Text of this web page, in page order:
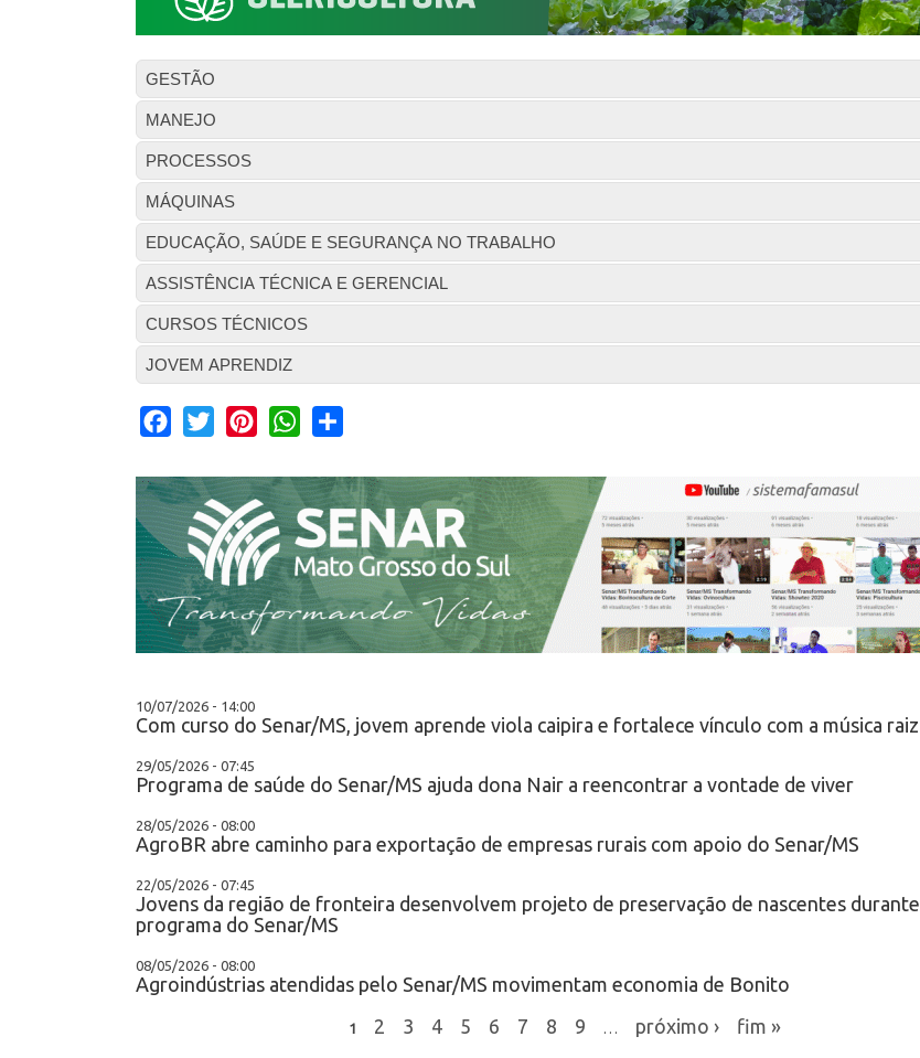
GESTÃO
MANEJO
PROCESSOS
MÁQUINAS
EDUCAÇÃO, SAÚDE E SEGURANÇA NO TRABALHO
ASSISTÊNCIA TÉCNICA E GERENCIAL
CURSOS TÉCNICOS
JOVEM APRENDIZ
Facebook
Twitter PinterestWhatsApp
10/07/2026 - 14:00
Com curso do Senar/MS, jovem aprende viola caipira e fortalece vínculo com a música raiz
29/05/2026 - 07:45
Programa de saúde do Senar/MS ajuda dona Nair a reencontrar a vontade de viver
28/05/2026 - 08:00
AgroBR abre caminho para exportação de empresas rurais com apoio do Senar/MS
22/05/2026 - 07:45
Jovens da região de fronteira desenvolvem projeto de preservação de nascentes durante
programa do Senar/MS
08/05/2026 - 08:00
Agroindústrias atendidas pelo Senar/MS movimentam economia de Bonito
1 2 3 4 5 6 7 8 9 próximo › fim »